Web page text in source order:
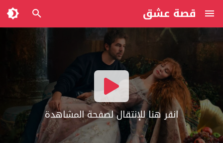
قصة عشق
انقر هنا للإنتقال لصفحة المشاهدة